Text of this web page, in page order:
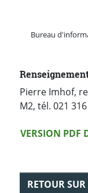
Bureau
Pierre Imhof,
M2, tél. 021
Version
VERSION PDF
RETOUR